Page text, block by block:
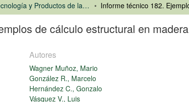
Tecnología y Productos de la Madera
de cálculo estructural en madera
Autores
Wagner Muñoz, Mario
González R., Marcelo
Hernández C., Gonzalo
Vásquez V., Luis